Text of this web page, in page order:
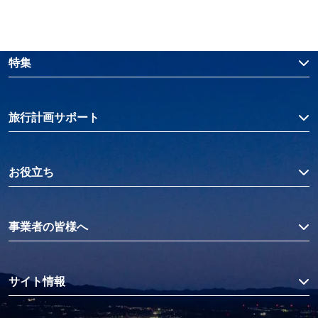
特集
旅行計画サポート
お役立ち
事業者の皆様へ
サイト情報